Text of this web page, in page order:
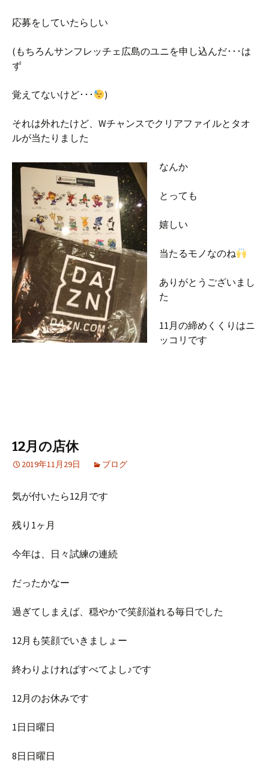
応募をしていたらしい
(もちろんサンフレッチェ広島のユニを申し込んだ･･･は
ず
覚えてないけど･･･ )
それは外れたけど、Wチャンスでクリアファイルとタオ
ルが当たりました
なんか
とっても
嬉しい
当たるモノなのね
ありがとうございまし
た
11月の締めくくりはニ
ッコリです
12月の店休
2019年11月29日 ブログ
気が付いたら12月です
残り1ヶ月
今年は、日々試練の連続
だったかなー
過ぎてしまえば、穏やかで笑顔溢れる毎日でした
12月も笑顔でいきましょー
終わりよければすべてよし♪です
12月のお休みです
1日日曜日
8日日曜日